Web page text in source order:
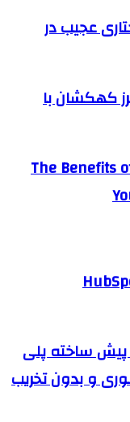
عجیب در
کهکشان با
The Benefits
پیش ساخته پلی
و بدون تخریب